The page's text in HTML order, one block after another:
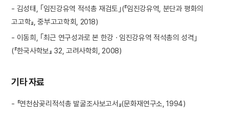
- 김성태, ｢임진강유역 적석총 재검토｣(『임진강유역, 분단과 평화의
고고학』, 중부고고학회, 2018)
- 이동희, ｢최근 연구성과로 본 한강 · 임진강유역 적석총의 성격｣
(『한국사학보』 32, 고려사학회, 2008)
기타 자료
- 『연천삼곶리적석총 발굴조사보고서』(문화재연구소, 1994)